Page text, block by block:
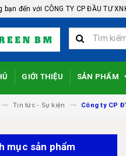
đến với CÔNG TY CP ĐẦU TƯ
GIỚI THIỆU SẢN PHẨM
Tin tức - Sự kiện Công ty CP
mục sản phẩm